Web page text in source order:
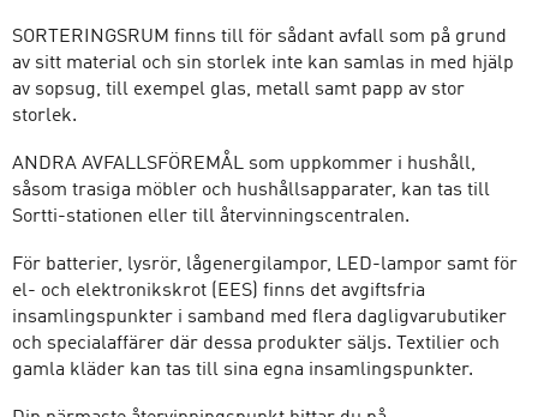
SORTERINGSRUM finns till för sådant avfall som på grund
av sitt material och sin storlek inte kan samlas in med hjälp
av sopsug, till exempel glas, metall samt papp av stor
storlek.
ANDRA AVFALLSFÖREMÅL som uppkommer i hushåll,
såsom trasiga möbler och hushållsapparater, kan tas till
Sortti-stationen eller till återvinningscentralen.
För batterier, lysrör, lågenergilampor, LED-lampor samt för
el- och elektronikskrot (EES) finns det avgiftsfria
insamlingspunkter i samband med flera dagligvarubutiker
och specialaffärer där dessa produkter säljs. Textilier och
gamla kläder kan tas till sina egna insamlingspunkter.